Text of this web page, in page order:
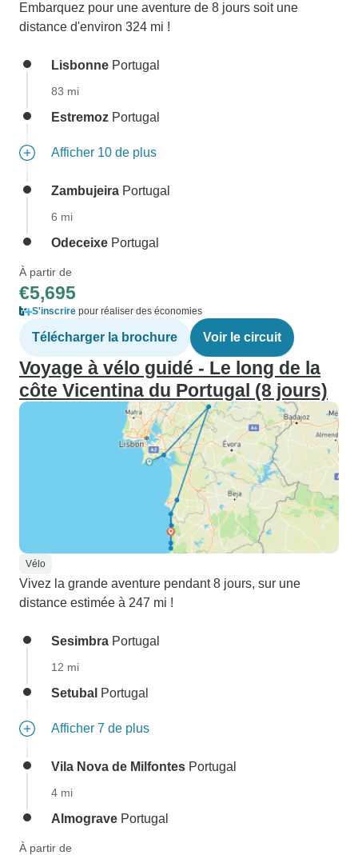
Embarquez pour une aventure de 8 jours soit une
distance d'environ 324 mi !
Lisbonne Portugal
83 mi
Estremoz Portugal
Afficher 10 de plus
Zambujeira Portugal
6 mi
Odeceixe Portugal
À partir de
€5,695
S'inscrire pour réaliser des économies
Télécharger la brochure Voir le circuit
Voyage à vélo guidé - Le long de la
côte Vicentina du Portugal (8 jours)
Vélo
Vivez la grande aventure pendant 8 jours, sur une
distance estimée à 247 mi !
Sesimbra Portugal
12 mi
Setubal Portugal
Afficher 7 de plus
Vila Nova de Milfontes Portugal
4 mi
Almograve Portugal
À partir de